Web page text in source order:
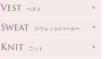
Vest ベスト
Sweat スウェット/パーカー
Knit ニット